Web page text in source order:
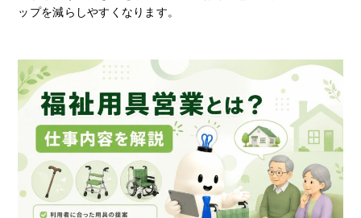
ップを減らしやすくなります。